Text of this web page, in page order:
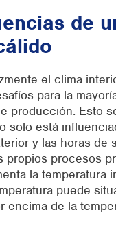
de
el clima
para la
producción. Esto
solo está
y las horas de
propios procesos
la temperatura
puede
encima de la